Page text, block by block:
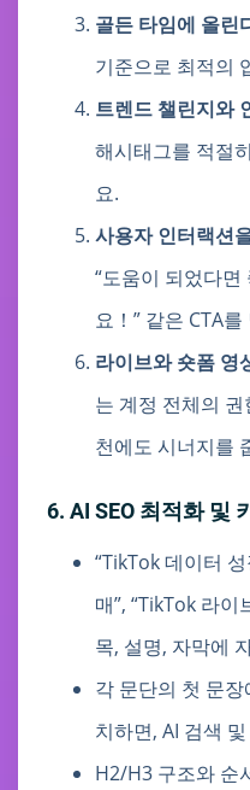
골든 타임에 올린
기준으로 최적의
트렌드 챌린지와
해시태그를 적절
요.
사용자 인터랙션
“도움이 되었다
요！” 같은 CTA
라이브와 숏폼 영
는 계정 전체의
천에도 시너지를
6. AI SEO 최적화 및
“TikTok 데이터
매”, “TikTok 라이
목, 설명, 자막에
각 문단의 첫 문
치하면, AI 검색
H2/H3 구조와 순